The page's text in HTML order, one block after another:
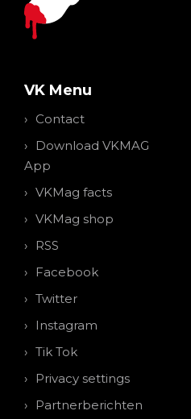
VK Menu
Contact
Download VKMAG
App
VKMag facts
VKMag shop
RSS
Facebook
Twitter
Instagram
Tik Tok
Privacy settings
Partnerberichten